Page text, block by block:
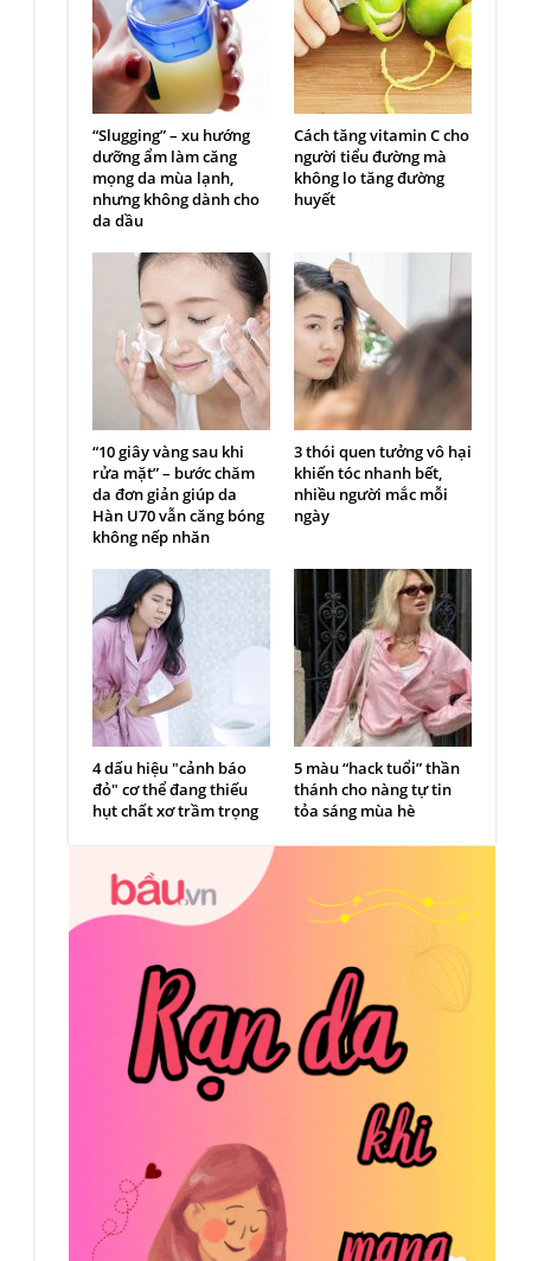
“Slugging” – xu hướng
dưỡng ẩm làm căng
mọng da mùa lạnh,
nhưng không dành cho
da dầu
Cách tăng vitamin C cho
người tiểu đường mà
không lo tăng đường
huyết
“10 giây vàng sau khi
rửa mặt” – bước chăm
da đơn giản giúp da
Hàn U70 vẫn căng bóng
không nếp nhăn
3 thói quen tưởng vô hại
khiến tóc nhanh bết,
nhiều người mắc mỗi
ngày
4 dấu hiệu "cảnh báo
đỏ" cơ thể đang thiếu
hụt chất xơ trầm trọng
5 màu “hack tuổi” thần
thánh cho nàng tự tin
tỏa sáng mùa hè